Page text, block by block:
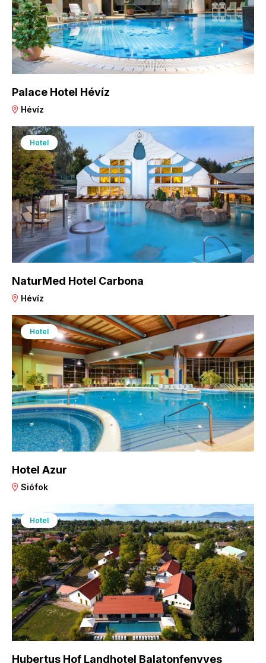
Palace Hotel Hévíz
Hévíz
Hotel
NaturMed Hotel Carbona
Hévíz
Hotel
Hotel Azur
Siófok
Hotel
Hubertus Hof Landhotel Balatonfenyves